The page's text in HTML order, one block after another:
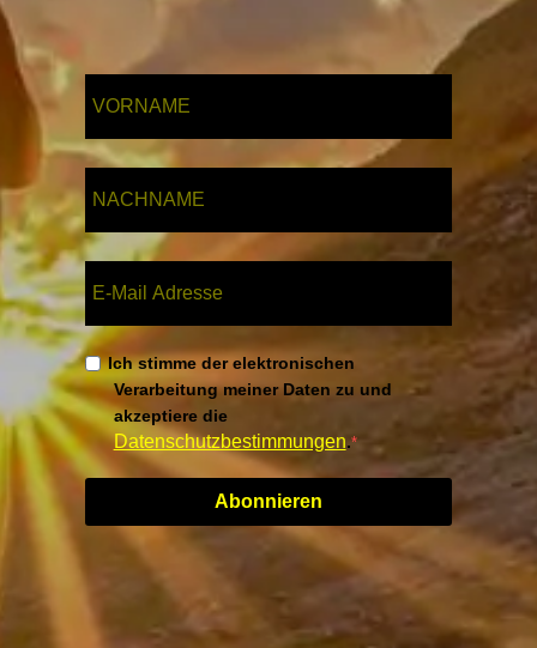
Ich stimme der elektronischen
Verarbeitung meiner Daten zu und
akzeptiere die
Datenschutzbestimmungen.
Abonnieren